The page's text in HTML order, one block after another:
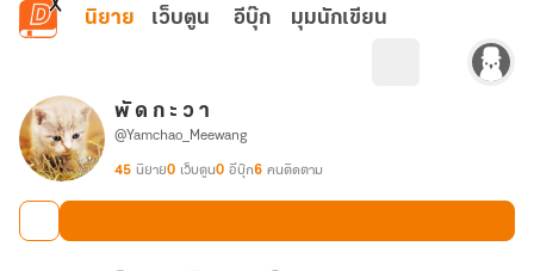
ข้ามไปยังเนื้อหาหลัก
นิยาย เว็บตูน อีบุ๊ก มุมนักเขียน
พั ด ก ะ ว า
@Yamchao_Meewang
45 นิยาย0 เว็บตูน0 อีบุ๊ก6 คนติดตาม